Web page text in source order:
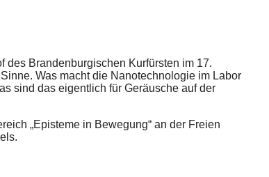
Brandenburgischen Kurfürsten im 17.
Was macht die Nanotechnologie im Labor
sind das eigentlich für Geräusche auf der
„Episteme in Bewegung“ an der Freien